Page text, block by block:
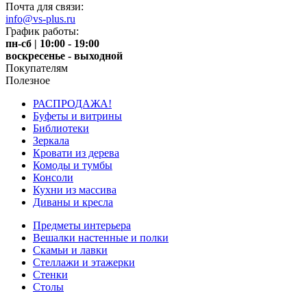
Почта для связи:
info@vs-plus.ru
График работы:
пн-сб | 10:00 - 19:00
воскресенье - выходной
Покупателям
Полезное
РАСПРОДАЖА!
Буфеты и витрины
Библиотеки
Зеркала
Кровати из дерева
Комоды и тумбы
Консоли
Кухни из массива
Диваны и кресла
Предметы интерьера
Вешалки настенные и полки
Скамьи и лавки
Стеллажи и этажерки
Стенки
Столы